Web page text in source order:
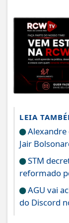
LEIA
Alexandre
Jair
STM
reformado
AGU vai
do Discord